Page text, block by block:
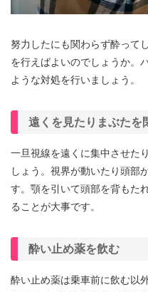
努力したにも関わらず酔って
を行えばよいのでしょうか。
ような対処を行いましょう。
遠くを見たりまぶたを
一旦視線を遠くに集中させた
しょう。視界が動いたり頭部
す。顎を引いて頭部を背もた
ることが大事です。
酔い止め薬を飲む
酔い止め薬は乗車前に飲む以